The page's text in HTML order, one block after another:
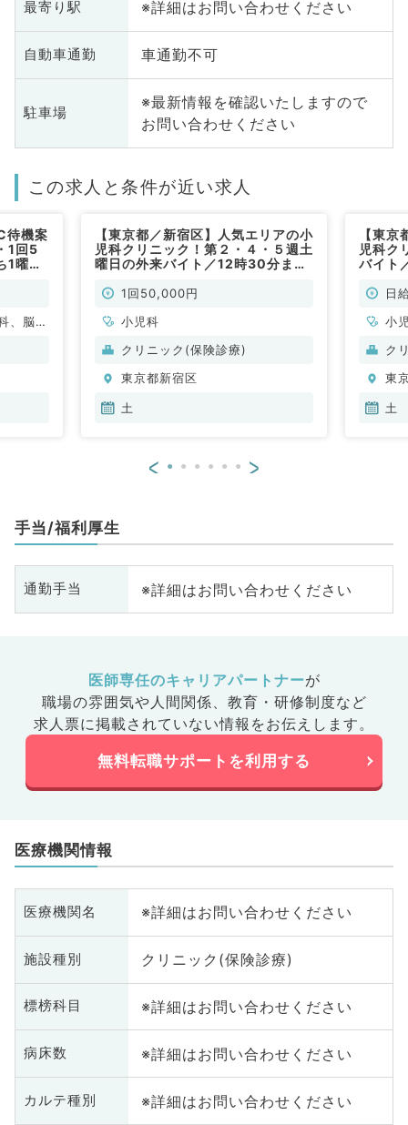
最寄り駅 ※詳細はお問い合わせください
自動車通勤 車通勤不可
駐車場
※最新情報を確認いたしますので
お問い合わせください
この求人と条件が近い求人
待機案
1回5
1曜日
、脳神
【東京都／新宿区】人気エリアの小
児科クリニック！第２・４・５週土
曜日の外来バイト／12時30分まで
非常勤）
1回50,000円
小児科
クリニック(保険診療)
東京都新宿区
土
【東
児科ク
バイト
日
小
ク
東
土
< >
手当/福利厚生
通勤手当 ※詳細はお問い合わせください
医師専任のキャリアパートナーが
職場の雰囲気や人間関係、 教育・研修制度など
求人票に掲載されていない情報をお伝えします。
無料転職サポートを利用する
医療機関情報
医療機関名 ※詳細はお問い合わせください
施設種別 クリニック(保険診療)
標榜科目 ※詳細はお問い合わせください
病床数 ※詳細はお問い合わせください
カルテ種別 ※詳細はお問い合わせください